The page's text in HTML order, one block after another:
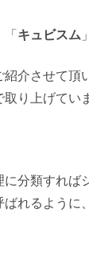
キュビスム
紹介させて
り上げてい
分類すれば
ばれるように